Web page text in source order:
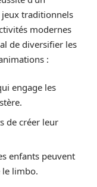
jeux traditionnels
modernes
de diversifier les
:
engage les
de créer leur
enfants peuvent
le limbo.